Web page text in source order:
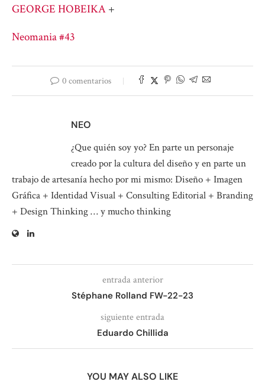
GEORGE HOBEIKA +
Neomania #43
0 comentarios
NEO
¿Que quién soy yo? En parte un personaje
creado por la cultura del diseño y en parte un
trabajo de artesanía hecho por mi mismo: Diseño + Imagen
Gráfica + Identidad Visual + Consulting Editorial + Branding
+ Design Thinking … y mucho thinking
entrada anterior
Stéphane Rolland FW-22-23
siguiente entrada
Eduardo Chillida
YOU MAY ALSO LIKE